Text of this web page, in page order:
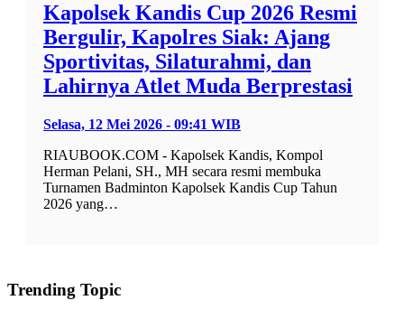
Kapolsek Kandis Cup 2026 Resmi
Bergulir, Kapolres Siak: Ajang
Sportivitas, Silaturahmi, dan
Lahirnya Atlet Muda Berprestasi
Selasa, 12 Mei 2026 - 09:41 WIB
RIAUBOOK.COM - Kapolsek Kandis, Kompol
Herman Pelani, SH., MH secara resmi membuka
Turnamen Badminton Kapolsek Kandis Cup Tahun
2026 yang…
Trending Topic